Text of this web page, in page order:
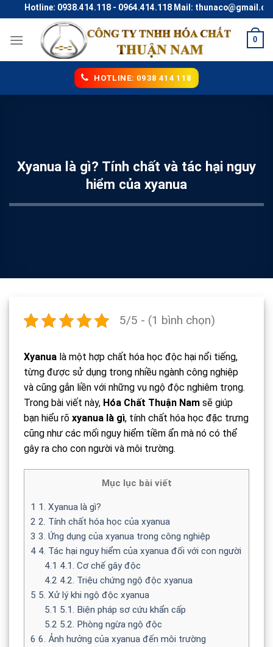
to
content
Hotline: 0938.414.118 - 0964.414.118 Mail: thunaco@gmail.com
0
HOTLINE: 0938 414 118
Xyanua là gì? Tính chất và tác hại nguy
hiểm của xyanua
5/5 - (1 bình chọn)
Xyanua là một hợp chất hóa học độc hại nổi tiếng,
từng được sử dụng trong nhiều ngành công nghiệp
và cũng gắn liền với những vụ ngộ độc nghiêm trọng.
Trong bài viết này, Hóa Chất Thuận Nam sẽ giúp
bạn hiểu rõ xyanua là gì, tính chất hóa học đặc trưng
cũng như các mối nguy hiểm tiềm ẩn mà nó có thể
gây ra cho con người và môi trường.
Mục lục bài viết
1 1. Xyanua là gì?
2 2. Tính chất hóa học của xyanua
3 3. Ứng dụng của xyanua trong công nghiệp
4 4. Tác hại nguy hiểm của xyanua đối với con người
4.1 4.1. Cơ chế gây độc
4.2 4.2. Triệu chứng ngộ độc xyanua
5 5. Xử lý khi ngộ độc xyanua
5.1 5.1. Biện pháp sơ cứu khẩn cấp
5.2 5.2. Phòng ngừa ngộ độc
6 6. Ảnh hưởng của xyanua đến môi trường